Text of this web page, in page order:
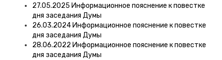
27.05.2025 Информационное пояснение к повестке
дня заседания Думы
26.03.2024 Информационное пояснение к повестке
дня заседания Думы
28.06.2022 Информационное пояснение к повестке
дня заседания Думы